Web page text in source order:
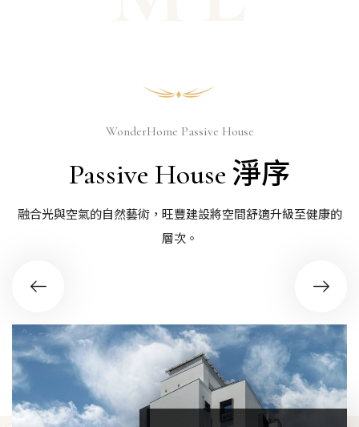
WonderHome Passive House
Passive House 淨序
融合光與空氣的自然藝術，旺豐建設將空間舒適升級至健康的
層次。